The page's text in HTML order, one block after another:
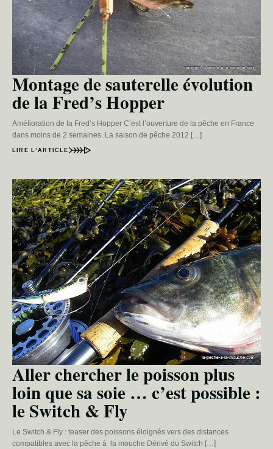
Montage de sauterelle évolution
de la Fred’s Hopper
Amélioration de la Fred’s Hopper C’est l’ouverture de la pêche en France
dans moins de 2 semaines. La saison de pêche 2012 […]
LIRE L’ARTICLE
Aller chercher le poisson plus
loin que sa soie … c’est possible :
le Switch & Fly
Le Switch & Fly : teaser des poissons éloignés vers des distances
compatibles avec la pêche à la mouche Dérivé du Switch […]